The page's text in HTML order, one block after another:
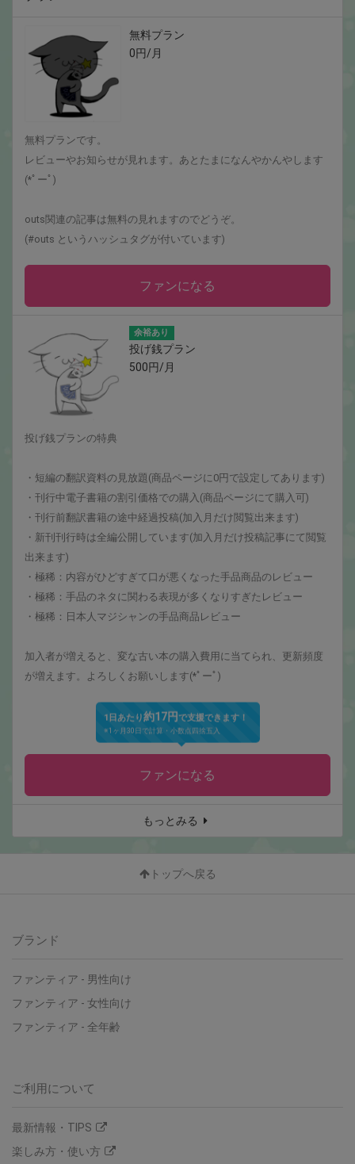
無料プラン
0円/月
無料プランです。
レビューやお知らせが見れます。あとたまになんやかんやします
(*ﾟーﾟ)
outs関連の記事は無料の見れますのでどうぞ。
(#outs というハッシュタグが付いています)
ファンになる
余裕あり
投げ銭プラン
500円/月
投げ銭プランの特典
・短編の翻訳資料の見放題(商品ページに0円で設定してあります)
・刊行中電子書籍の割引価格での購入(商品ページにて購入可)
・刊行前翻訳書籍の途中経過投稿(加入月だけ閲覧出来ます)
・新刊刊行時は全編公開しています(加入月だけ投稿記事にて閲覧
出来ます)
・極稀：内容がひどすぎて口が悪くなった手品商品のレビュー
・極稀：手品のネタに関わる表現が多くなりすぎたレビュー
・極稀：日本人マジシャンの手品商品レビュー
加入者が増えると、変な古い本の購入費用に当てられ、更新頻度
が増えます。よろしくお願いします(*ﾟーﾟ)
1日あたり約17円で支援できます！
※1ヶ月30日で計算・小数点四捨五入
ファンになる
もっとみる
トップへ戻る
ブランド
ファンティア - 男性向け
ファンティア - 女性向け
ファンティア - 全年齢
ご利用について
最新情報・TIPS
楽しみ方・使い方